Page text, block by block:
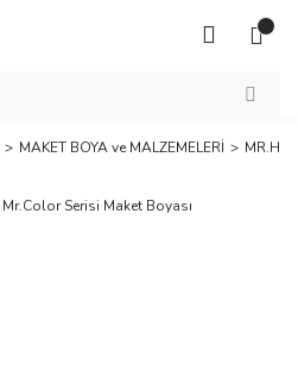
MAKET BOYA ve MALZEMELERİ